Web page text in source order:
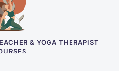
& YOGA THERAPIST